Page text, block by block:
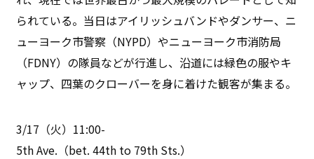
られている。当日はアイリッシュバンドやダンサー、ニ
ューヨーク市警察（NYPD）やニューヨーク市消防局
（FDNY）の隊員などが行進し、沿道には緑色の服やキ
ャップ、四葉のクローバーを身に着けた観客が集まる。
3/17（火）11:00-
5th Ave.（bet. 44th to 79th Sts.）